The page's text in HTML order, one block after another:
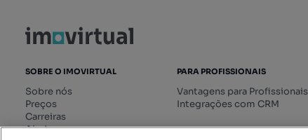
SOBRE O IMOVIRTUAL
Sobre nós
Preços
Carreiras
Ajuda
PARA PROFISSIONAIS
Vantagens para Profissionais
Integrações com CRM